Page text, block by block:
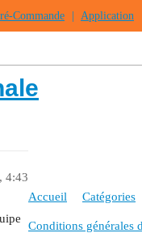
Commande Application
4:43
Accueil Catégories
Conditions générales